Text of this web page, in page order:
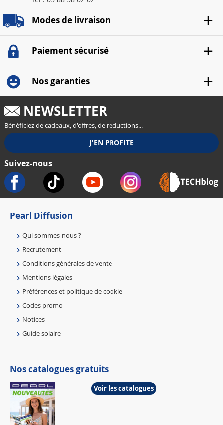
Modes de livraison
Paiement sécurisé
Nos garanties
NEWSLETTER
Bénéficiez de cadeaux, d'offres, de réductions...
Suivez-nous
Pearl Diffusion
Qui sommes-nous ?
Recrutement
Conditions générales de vente
Mentions légales
Préférences et politique de cookie
Codes promo
Notices
Guide solaire
Nos catalogues gratuits
Voir les catalogues